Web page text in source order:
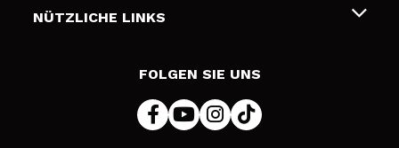
Zahlung
Bedingungen und Datenschutz
NÜTZLICHE LINKS
FOLGEN SIE UNS